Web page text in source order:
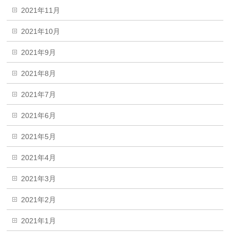
2021年11月
2021年10月
2021年9月
2021年8月
2021年7月
2021年6月
2021年5月
2021年4月
2021年3月
2021年2月
2021年1月